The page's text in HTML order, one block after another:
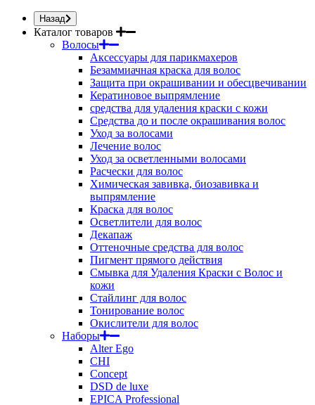
Назад
Каталог товаров
Волосы
Аксессуары для парикмахеров
Безаммиачная краска для волос
Защита при окрашивании и обесцвечивании
Кератиновое выпрямление
средства для удаления краски с кожи
Средства до и после окрашивания волос
Уход за волосами
Лечение волос
Уход за осветленными волосами
Расчески для волос
Химическая завивка, биозавивка и
выпрямление
Краска для волос
Осветлители для волос
Декапаж
Оттеночные средства для волос
Пигмент прямого действия
Смывка для Удаления Краски с Волос и
кожи
Стайлинг для волос
Тонирование волос
Окислители для волос
Наборы
Alter Ego
CHI
Concept
DSD de luxe
EPICA Professional